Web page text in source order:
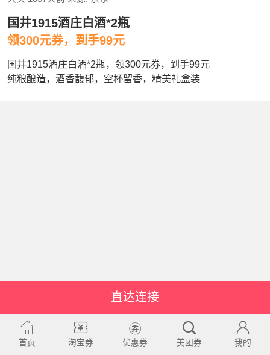
国井1915酒庄白酒*2瓶
领300元券，到手99元
国井1915酒庄白酒*2瓶，领300元券，到手99元
纯粮酿造，酒香馥郁，空杯留香，精美礼盒装
直达连接
首页 淘宝券 优惠券 美团券 我的